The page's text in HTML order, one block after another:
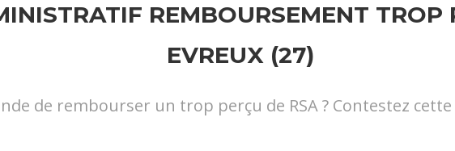
REMBOURSEMENT TROP
EVREUX (27)
de rembourser un trop perçu de RSA ? Contestez